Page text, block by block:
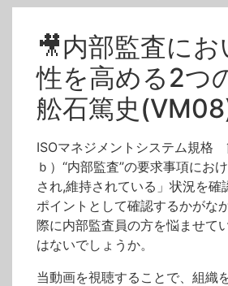
🎥内部監査に
性を高める2つ
舩石篤史
ISOマネジメントシステム規格
ｂ）“内部監査”の要求事項にお
され,維持されている」状況を確
ポイントとして確認するかがな
際に内部監査員の方を悩ませて
はないでしょうか。
当動画を視聴することで、組織